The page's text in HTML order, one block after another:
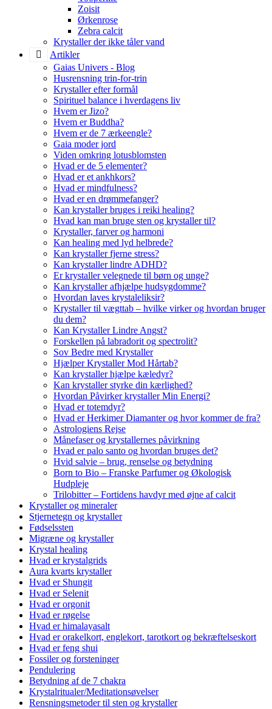
Zoisit
Ørkenrose
Zebra calcit
Krystaller der ikke tåler vand
Artikler
Gaias Univers - Blog
Husrensning trin-for-trin
Krystaller efter formål
Spirituel balance i hverdagens liv
Hvem er Jizo?
Hvem er Buddha?
Hvem er de 7 ærkeengle?
Gaia moder jord
Viden omkring lotusblomsten
Hvad er de 5 elementer?
Hvad er et ankhkors?
Hvad er mindfulness?
Hvad er en drømmefanger?
Kan krystaller bruges i reiki healing?
Hvad kan man bruge sten og krystaller til?
Krystaller, farver og harmoni
Kan healing med lyd helbrede?
Kan krystaller fjerne stress?
Kan krystaller lindre ADHD?
Er krystaller velegnede til børn og unge?
Kan krystaller afhjælpe hudsygdomme?
Hvordan laves krystaleliksir?
Krystaller til vægttab – hvilke virker og hvordan bruger
du dem?
Kan Krystaller Lindre Angst?
Forskellen på labradorit og spectrolit?
Sov Bedre med Krystaller
Hjælper Krystaller Mod Hårtab?
Kan krystaller hjælpe kæledyr?
Kan krystaller styrke din kærlighed?
Hvordan Påvirker krystaller Min Energi?
Hvad er totemdyr?
Hvad er Herkimer Diamanter og hvor kommer de fra?
Astrologiens Rejse
Månefaser og krystallernes påvirkning
Hvad er palo santo og hvordan bruges det?
Hvid salvie – brug, renselse og betydning
Born to Bio – Franske Parfumer og Økologisk
Hudpleje
Trilobitter – Fortidens havdyr med øjne af calcit
Krystaller og mineraler
Stjernetegn og krystaller
Fødselssten
Migræne og krystaller
Krystal healing
Hvad er krystalgrids
Aura kvarts krystaller
Hvad er Shungit
Hvad er Selenit
Hvad er orgonit
Hvad er røgelse
Hvad er himalayasalt
Hvad er orakelkort, englekort, tarotkort og bekræftelseskort
Hvad er feng shui
Fossiler og forsteninger
Pendulering
Betydning af de 7 chakra
Krystalritualer/Meditationsøvelser
Rensningsmetoder til sten og krystaller